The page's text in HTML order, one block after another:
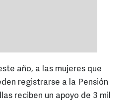
año, a las mujeres que
registrarse a la Pensión
reciben un apoyo de 3 mil